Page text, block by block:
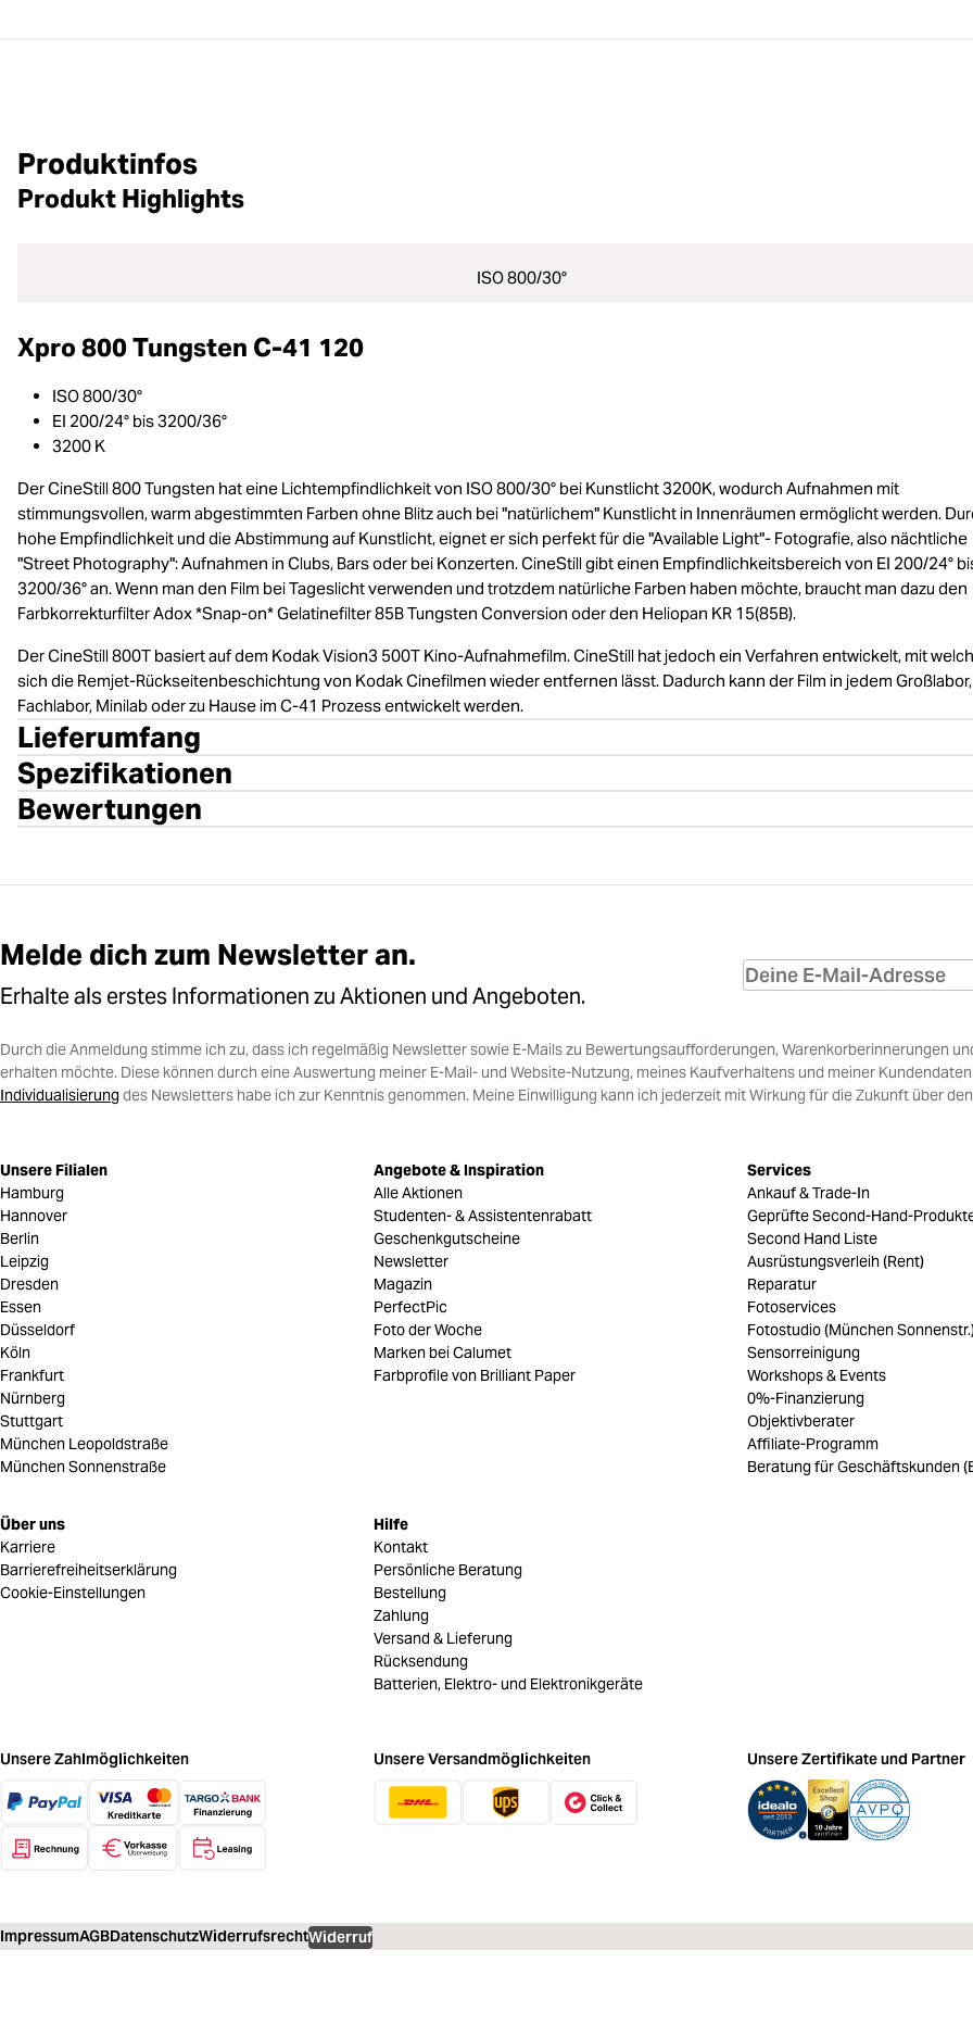
Produktinfos
Produkt Highlights
ISO 800/30°
Xpro 800 Tungsten C-41 120
ISO 800/30°
EI 200/24° bis 3200/36°
3200 K
Der CineStill 800 Tungsten hat eine Lichtempfindlichkeit von ISO 800/30° bei Kunstlicht 3200K, wodurch Aufnahmen mit
stimmungsvollen, warm abgestimmten Farben ohne Blitz auch bei "natürlichem" Kunstlicht in Innenräumen ermöglicht werden.
hohe Empfindlichkeit und die Abstimmung auf Kunstlicht, eignet er sich perfekt für die "Available Light"- Fotografie, also nächtliche
"Street Photography": Aufnahmen in Clubs, Bars oder bei Konzerten. CineStill gibt einen Empfindlichkeitsbereich von EI 200/24°
3200/36° an. Wenn man den Film bei Tageslicht verwenden und trotzdem natürliche Farben haben möchte, braucht man dazu den
Farbkorrekturfilter Adox *Snap-on* Gelatinefilter 85B Tungsten Conversion oder den Heliopan KR 15(85B).
Der CineStill 800T basiert auf dem Kodak Vision3 500T Kino-Aufnahmefilm. CineStill hat jedoch ein Verfahren entwickelt, mit
sich die Remjet-Rückseitenbeschichtung von Kodak Cinefilmen wieder entfernen lässt. Dadurch kann der Film in jedem Großlabor,
Fachlabor, Minilab oder zu Hause im C-41 Prozess entwickelt werden.
Lieferumfang
Spezifikationen
Bewertungen
Melde dich zum Newsletter an.
Erhalte als erstes Informationen zu Aktionen und Angeboten.
Durch die Anmeldung stimme ich zu, dass ich regelmäßig Newsletter sowie E-Mails zu Bewertungsaufforderungen, Warenkorberinnerungen
erhalten möchte. Diese können durch eine Auswertung meiner E-Mail- und Website-Nutzung, meines Kaufverhaltens und meiner
Individualisierungdes Newsletters habe ich zur Kenntnis genommen. Meine Einwilligung kann ich jederzeit mit Wirkung für die Zukunft über
Unsere Filialen
Hamburg
Hannover
Berlin
Leipzig
Dresden
Essen
Düsseldorf
Köln
Frankfurt
Nürnberg
Stuttgart
München Leopoldstraße
München Sonnenstraße
Über uns
Karriere
Barrierefreiheitserklärung
Cookie-Einstellungen
Angebote & Inspiration
Alle Aktionen
Studenten- & Assistentenrabatt
Geschenkgutscheine
Newsletter
Magazin
PerfectPic
Foto der Woche
Marken bei Calumet
Farbprofile von Brilliant Paper
Hilfe
Kontakt
Persönliche Beratung
Bestellung
Zahlung
Versand & Lieferung
Rücksendung
Batterien, Elektro- und Elektronikgeräte
Services
Ankauf & Trade-In
Geprüfte Second-Hand-
Second Hand Liste
Ausrüstungsverleih (Rent)
Reparatur
Fotoservices
Fotostudio (München
Sensorreinigung
Workshops & Events
0%-Finanzierung
Objektivberater
Affiliate-Programm
Beratung für Geschäftskunden
Unsere Zahlmöglichkeiten Unsere Versandmöglichkeiten Unsere Zertifikate und Partner
ImpressumAGBDatenschutzWiderrufsrechtWiderruf